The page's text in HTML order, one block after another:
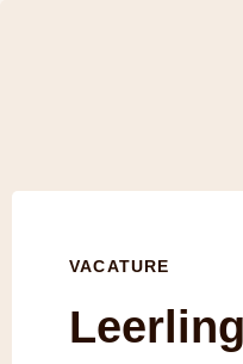
VACATURE
Leerling